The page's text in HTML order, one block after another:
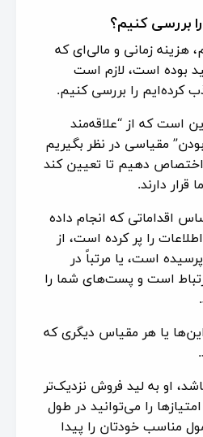
بررسی کنیم؟
هزینه زمانی و مالی‌ای که
بوده است، لازم است
کرده‌ایم را بررسی کنیم.
است که از “علاقه‌مند
مقیاسی در نظر بگیریم
اختصاص دهیم تا تعیین کند
قرار دارند.
اقداماتی که انجام داده
را پر کرده است، از
است، یا مرتباً در
است و پست‌های شما را
یا هر مقیاس دیگری که
او به لید فروش نزدیک‌تر
را می‌توانید در طول
مناسب خودتان را پیدا